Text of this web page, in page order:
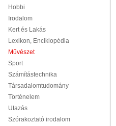
Hobbi
Irodalom
Kert és Lakás
Lexikon, Enciklopédia
Művészet
Sport
Számítástechnika
Társadalomtudomány
Történelem
Utazás
Szórakoztató irodalom